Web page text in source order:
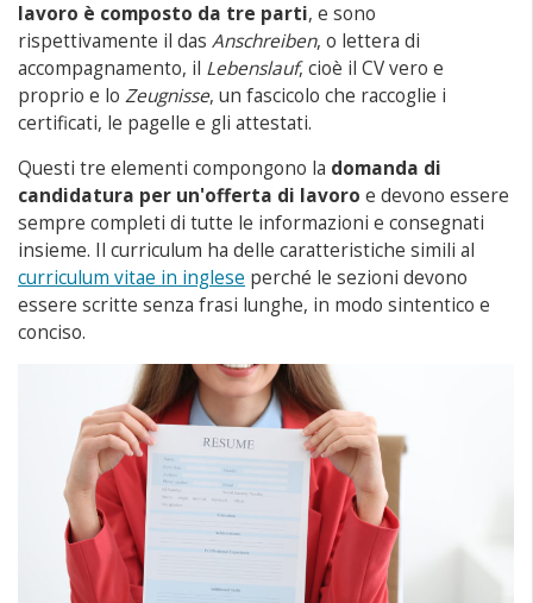
lavoro è composto da tre parti, e sono
rispettivamente il das Anschreiben, o lettera di
accompagnamento, il Lebenslauf, cioè il CV vero e
proprio e lo Zeugnisse, un fascicolo che raccoglie i
certificati, le pagelle e gli attestati.
Questi tre elementi compongono la domanda di
candidatura per un'offerta di lavoro e devono essere
sempre completi di tutte le informazioni e consegnati
insieme. Il curriculum ha delle caratteristiche simili al
curriculum vitae in inglese perché le sezioni devono
essere scritte senza frasi lunghe, in modo sintentico e
conciso.